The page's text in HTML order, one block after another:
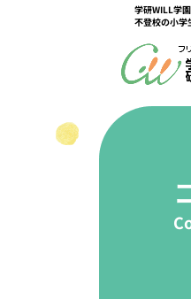
学研WILL学
不登校の小学
学研WILL
学研WILL
教育課程
初等部課程
コース紹介
総合コース
キャンパ
高田馬場
京都キャ